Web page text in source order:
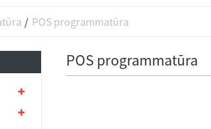
POS programmatūra
POS programmatūra